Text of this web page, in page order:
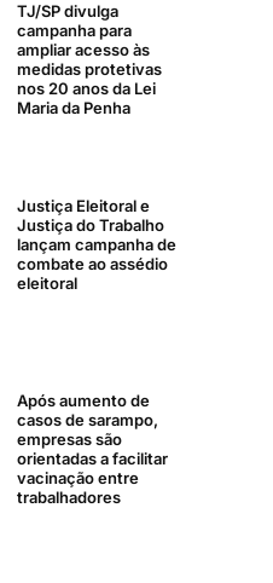
TJ/SP divulga
campanha para
ampliar acesso às
medidas protetivas
nos 20 anos da Lei
Maria da Penha
Justiça Eleitoral e
Justiça do Trabalho
lançam campanha de
combate ao assédio
eleitoral
Após aumento de
casos de sarampo,
empresas são
orientadas a facilitar
vacinação entre
trabalhadores